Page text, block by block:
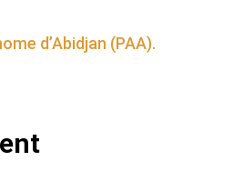
d’Abidjan (PAA).